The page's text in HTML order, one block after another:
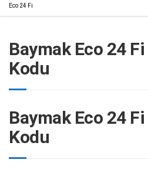
Eco 24 Fi
Baymak Eco 24 Fi
Kodu
Baymak Eco 24 Fi
Kodu